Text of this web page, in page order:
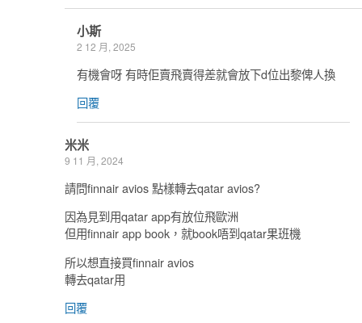
小斯
2 12 月, 2025
有機會呀 有時佢賣飛賣得差就會放下d位出黎俾人換
回覆
米米
9 11 月, 2024
請問finnair avios 點樣轉去qatar avios?
因為見到用qatar app有放位飛歐洲
但用finnair app book，就book唔到qatar果班機
所以想直接買finnair avios
轉去qatar用
回覆